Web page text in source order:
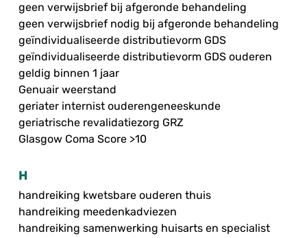
geen verwijsbrief bij afgeronde behandeling
geen verwijsbrief nodig bij afgeronde behandeling
geïndividualiseerde distributievorm GDS
geïndividualiseerde distributievorm GDS ouderen
geldig binnen 1 jaar
Genuair weerstand
geriater internist ouderengeneeskunde
geriatrische revalidatiezorg GRZ
Glasgow Coma Score >10
H
handreiking kwetsbare ouderen thuis
handreiking meedenkadviezen
handreiking samenwerking huisarts en specialist